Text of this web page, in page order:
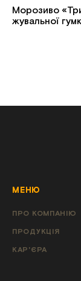
Морозиво
жувальної
МЕНЮ
ПРО КОМПАНІЮ
ПРОДУКЦІЯ
КАР'ЄРА